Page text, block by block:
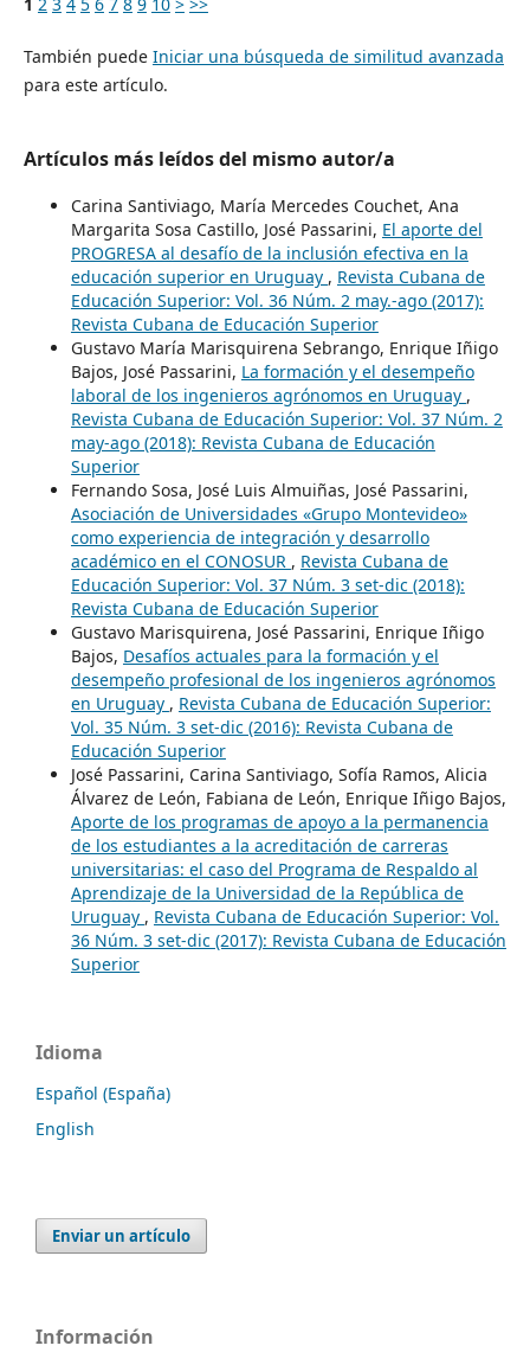
También puede Iniciar una búsqueda de similitud avanzada
para este artículo.
Artículos más leídos del mismo autor/a
Carina Santiviago, María Mercedes Couchet, Ana
Margarita Sosa Castillo, José Passarini, El aporte del
PROGRESA al desafío de la inclusión efectiva en la
educación superior en Uruguay , Revista Cubana de
Educación Superior: Vol. 36 Núm. 2 may.-ago (2017):
Revista Cubana de Educación Superior
Gustavo María Marisquirena Sebrango, Enrique Iñigo
Bajos, José Passarini, La formación y el desempeño
laboral de los ingenieros agrónomos en Uruguay ,
Revista Cubana de Educación Superior: Vol. 37 Núm. 2
may-ago (2018): Revista Cubana de Educación
Superior
Fernando Sosa, José Luis Almuiñas, José Passarini,
Asociación de Universidades «Grupo Montevideo»
como experiencia de integración y desarrollo
académico en el CONOSUR , Revista Cubana de
Educación Superior: Vol. 37 Núm. 3 set-dic (2018):
Revista Cubana de Educación Superior
Gustavo Marisquirena, José Passarini, Enrique Iñigo
Bajos, Desafíos actuales para la formación y el
desempeño profesional de los ingenieros agrónomos
en Uruguay , Revista Cubana de Educación Superior:
Vol. 35 Núm. 3 set-dic (2016): Revista Cubana de
Educación Superior
José Passarini, Carina Santiviago, Sofía Ramos, Alicia
Álvarez de León, Fabiana de León, Enrique Iñigo Bajos,
Aporte de los programas de apoyo a la permanencia
de los estudiantes a la acreditación de carreras
universitarias: el caso del Programa de Respaldo al
Aprendizaje de la Universidad de la República de
Uruguay , Revista Cubana de Educación Superior: Vol.
36 Núm. 3 set-dic (2017): Revista Cubana de Educación
Superior
Idioma
Español (España)
English
Enviar un artículo
Información